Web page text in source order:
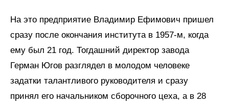
На это предприятие Владимир Ефимович пришел
сразу после окончания института в 1957-м, когда
ему был 21 год. Тогдашний директор завода
Герман Югов разглядел в молодом человеке
задатки талантливого руководителя и сразу
принял его начальником сборочного цеха, а в 28